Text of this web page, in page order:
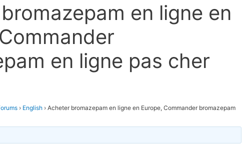
en ligne en
en ligne pas cher
› English › Acheter bromazepam en ligne en Europe, Commander bromazepam